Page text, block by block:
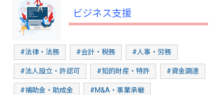
ビジネス支援
#法律・法務 #会計・税務 #人事・労務
#法人設立・許認可 #知的財産・特許 #資金調達
#補助金・助成金 #M&A・事業承継